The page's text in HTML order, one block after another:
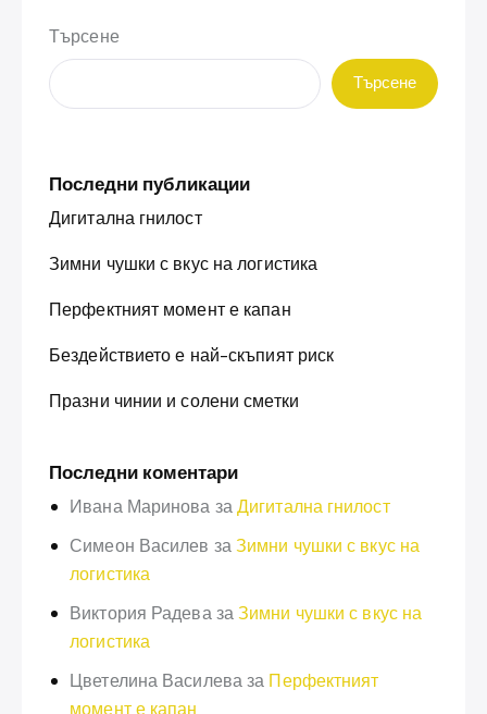
Търсене
Търсене
Последни публикации
Дигитална гнилост
Зимни чушки с вкус на логистика
Перфектният момент е капан
Бездействието е най-скъпият риск
Празни чинии и солени сметки
Последни коментари
Ивана Маринова за Дигитална гнилост
Симеон Василев за Зимни чушки с вкус на
логистика
Виктория РадевазаЗимни чушки с вкус на
логистика
Цветелина Василева за Перфектният
момент е капан